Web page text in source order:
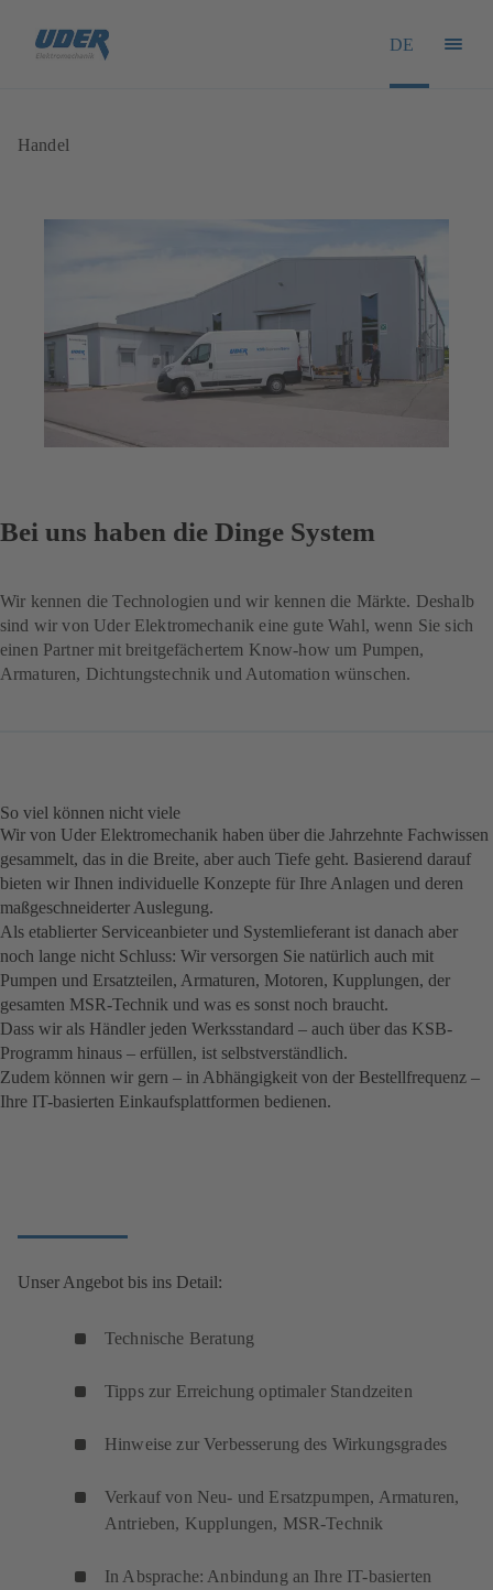
DE
Handel
Bei uns haben die Dinge System
Wir kennen die Technologien und wir kennen die Märkte. Deshalb
sind wir von Uder Elektromechanik eine gute Wahl, wenn Sie sich
einen Partner mit breitgefächertem Know-how um Pumpen,
Armaturen, Dichtungstechnik und Automation wünschen.
So viel können nicht viele
Wir von Uder Elektromechanik haben über die Jahrzehnte Fachwissen
gesammelt, das in die Breite, aber auch Tiefe geht. Basierend darauf
bieten wir Ihnen individuelle Konzepte für Ihre Anlagen und deren
maßgeschneiderter Auslegung.
Als etablierter Serviceanbieter und Systemlieferant ist danach aber
noch lange nicht Schluss: Wir versorgen Sie natürlich auch mit
Pumpen und Ersatzteilen, Armaturen, Motoren, Kupplungen, der
gesamten MSR-Technik und was es sonst noch braucht.
Dass wir als Händler jeden Werksstandard – auch über das KSB-
Programm hinaus – erfüllen, ist selbstverständlich.
Zudem können wir gern – in Abhängigkeit von der Bestellfrequenz –
Ihre IT-basierten Einkaufsplattformen bedienen.
Unser Angebot bis ins Detail:
Technische Beratung
Tipps zur Erreichung optimaler Standzeiten
Hinweise zur Verbesserung des Wirkungsgrades
Verkauf von Neu- und Ersatzpumpen, Armaturen,
Antrieben, Kupplungen, MSR-Technik
In Absprache: Anbindung an Ihre IT-basierten